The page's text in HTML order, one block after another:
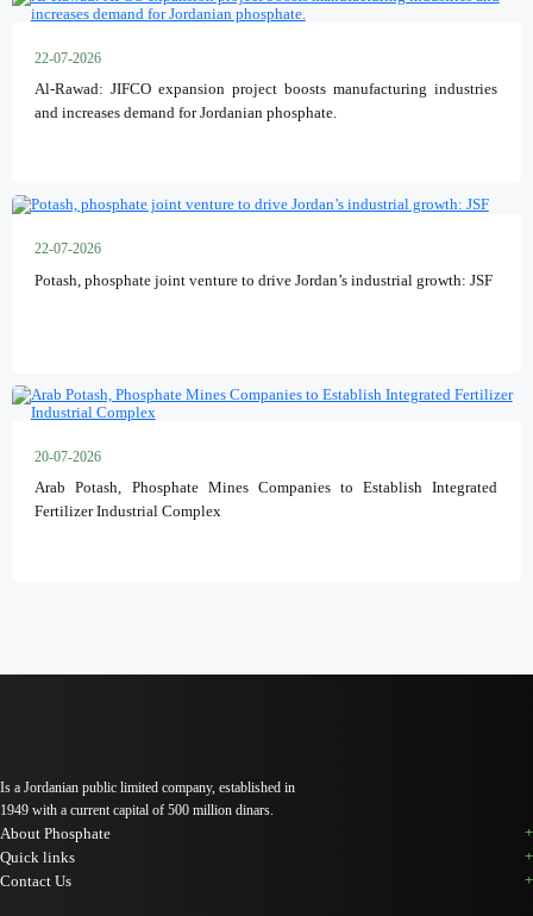
22-07-2026
Al-Rawad: JIFCO expansion project boosts manufacturing industries
and increases demand for Jordanian phosphate.
22-07-2026
Potash, phosphate joint venture to drive Jordan’s industrial growth: JSF
20-07-2026
Arab Potash, Phosphate Mines Companies to Establish Integrated
Fertilizer Industrial Complex
Is a Jordanian public limited company, established in
1949 with a current capital of 500 million dinars.
About Phosphate
Quick links
Contact Us